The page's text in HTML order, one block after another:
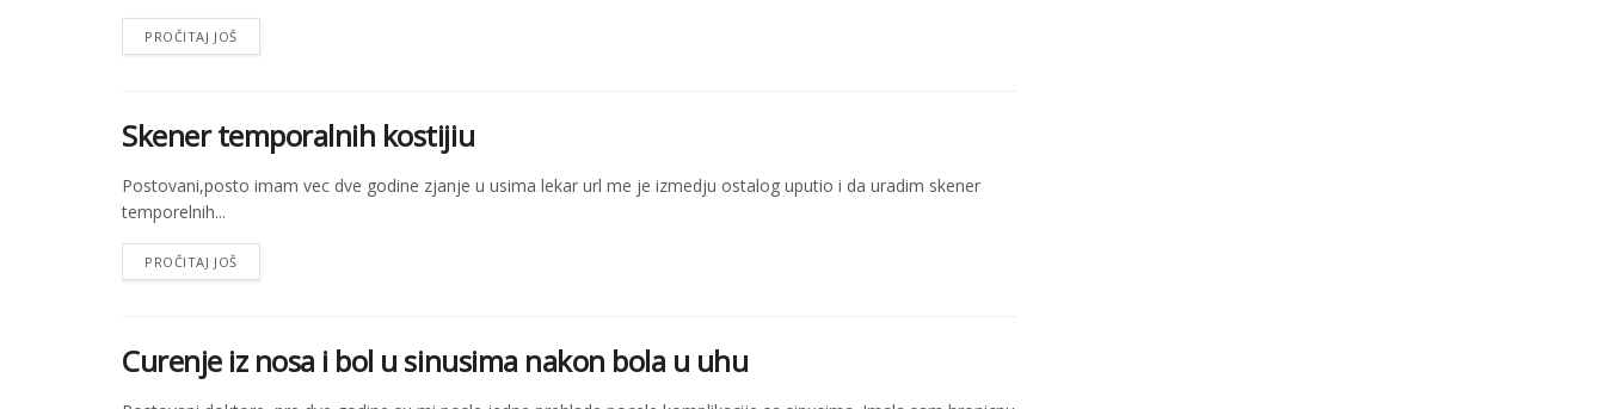
PROČITAJ JOŠ
Skener temporalnih kostijiu
Postovani,posto imam vec dve godine zjanje u usima lekar url me je izmedju ostalog uputio i da uradim skener
temporelnih...
PROČITAJ JOŠ
Curenje iz nosa i bol u sinusima nakon bola u uhu